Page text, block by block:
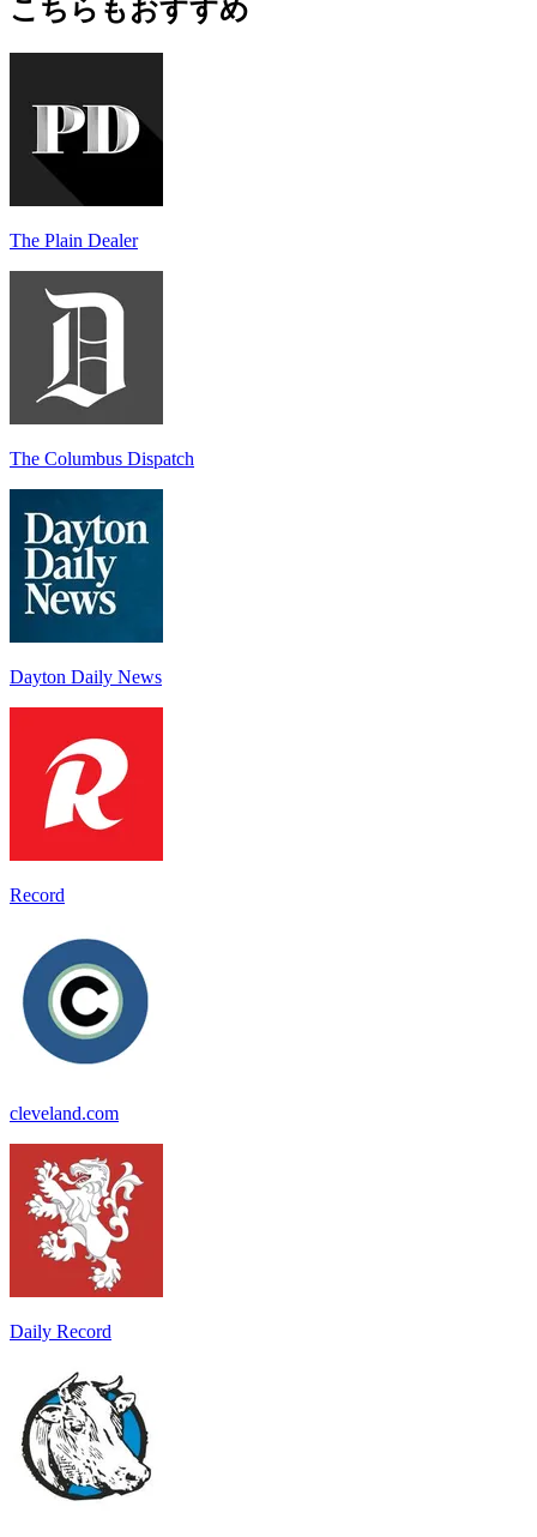
こちらもおすすめ
The Plain Dealer
The Columbus Dispatch
Dayton Daily News
Record
cleveland.com
Daily Record